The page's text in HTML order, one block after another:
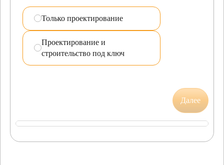
Только проектирование
Проектирование и
строительство под ключ
Далее